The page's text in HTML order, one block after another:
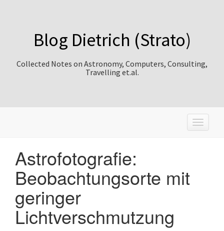
Blog Dietrich (Strato)
Collected Notes on Astronomy, Computers, Consulting,
Travelling et.al.
T
o
Astrofotografie:
Beobachtungsorte mit
geringer
Lichtverschmutzung